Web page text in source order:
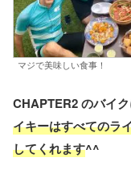
マジで美味しい食事！
CHAPTER2 のバイ
イキーはすべてのラ
してくれます^^